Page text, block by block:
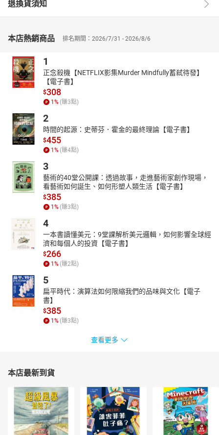
退換貨須知
本店熱銷商品 排名期間：2026/7/31 - 2026/8/6
1
正念殺機【NETFLIX影集Murder Mindfully蓄弒待發】
【電子書】
$308
1 % (賺3點)
2
時間的起源：史蒂芬．霍金的最終理論【電子書】
$455
1 % (賺4點)
3
藝術的40堂公開課：透過故事，走進藝術家創作現場，
看藝術如何誕生、如何形塑人類生活【電子書】
$385
1 % (賺3點)
4
一本書讀懂美元：9堂課解析美元邏輯，如何影響全球經
濟和每個人的投資【電子書】
$266
1 % (賺2點)
5
扁平時代：演算法如何限縮我們的品味與文化【電子
書】
$385
1 % (賺3點)
查看更多
本店最新到貨